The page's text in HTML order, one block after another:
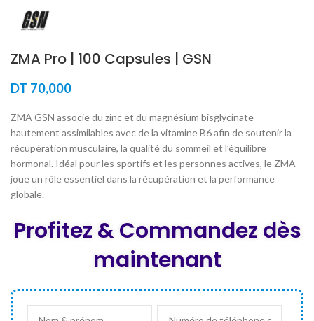
ZMA Pro | 100 Capsules | GSN
DT 70,000
ZMA GSN associe du zinc et du magnésium bisglycinate
hautement assimilables avec de la vitamine B6 afin de soutenir la
récupération musculaire, la qualité du sommeil et l’équilibre
hormonal. Idéal pour les sportifs et les personnes actives, le ZMA
joue un rôle essentiel dans la récupération et la performance
globale.
Profitez & Commandez dès
maintenant